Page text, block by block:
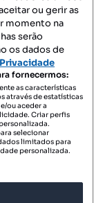
ou gerir as
momento na
serão
os dados de
fornecermos:
as características
através de estatísticas
ou aceder a
Criar perfis
selecionar
limitados para
personalizada.